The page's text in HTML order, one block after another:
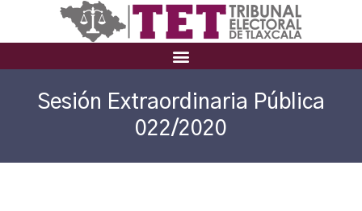
Sesión Extraordinaria Pública
022/2020